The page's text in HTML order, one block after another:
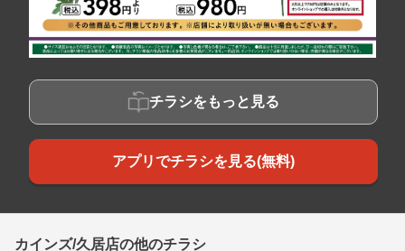
チラシをもっと見る
アプリでチラシを見る(無料)
カインズ/久居店の他のチラシ